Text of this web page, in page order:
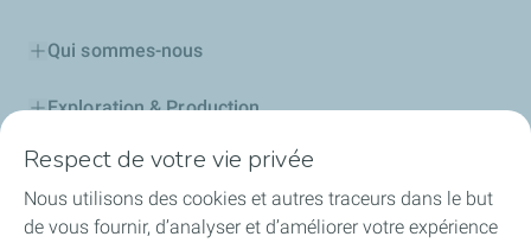
Qui sommes-nous
Exploration & Production
Stations Service
Lubrifiants Automobiles
Respect de votre vie privée
Nous utilisons des cookies et autres traceurs dans le but
de vous fournir, d’analyser et d’améliorer votre expérience